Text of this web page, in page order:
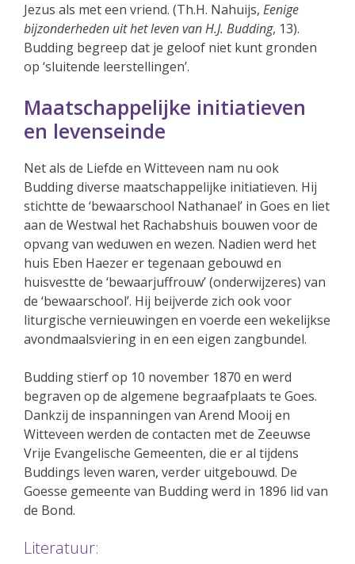
Jezus als met een vriend. (Th.H. Nahuijs, Eenige
bijzonderheden uit het leven van H.J. Budding, 13).
Budding begreep dat je geloof niet kunt gronden
op ‘sluitende leerstellingen’.
Maatschappelijke initiatieven
en levenseinde
Net als de Liefde en Witteveen nam nu ook
Budding diverse maatschappelijke initiatieven. Hij
stichtte de ‘bewaarschool Nathanael’ in Goes en liet
aan de Westwal het Rachabshuis bouwen voor de
opvang van weduwen en wezen. Nadien werd het
huis Eben Haezer er tegenaan gebouwd en
huisvestte de ‘bewaarjuffrouw’ (onderwijzeres) van
de ‘bewaarschool’. Hij beijverde zich ook voor
liturgische vernieuwingen en voerde een wekelijkse
avondmaalsviering in en een eigen zangbundel.
Budding stierf op 10 november 1870 en werd
begraven op de algemene begraafplaats te Goes.
Dankzij de inspanningen van Arend Mooij en
Witteveen werden de contacten met de Zeeuwse
Vrije Evangelische Gemeenten, die er al tijdens
Buddings leven waren, verder uitgebouwd. De
Goesse gemeente van Budding werd in 1896 lid van
de Bond.
Literatuur: